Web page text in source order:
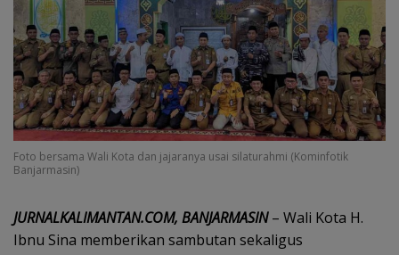
Foto bersama Wali Kota dan jajaranya usai silaturahmi (Kominfotik
Banjarmasin)
JURNALKALIMANTAN.COM, BANJARMASIN– Wali Kota H.
Ibnu Sina memberikan sambutan sekaligus